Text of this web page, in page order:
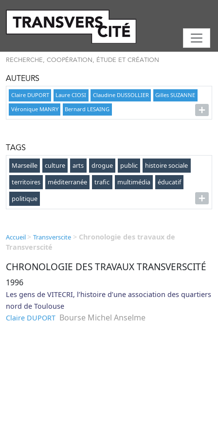
RECHERCHE, COOPÉRATION, ÉTUDE ET CRÉATION
AUTEURS
Claire DUPORT Laure CIOSI Claudine DUSSOLLIER
Gilles SUZANNE
Véronique MANRY
Bernard LESAING
TAGS
Marseille culture arts drogue public
histoire sociale
territoires
méditerranée trafic multimédia
éducatif
politique
Accueil > Transverscite > Chronologie des travaux de
Transverscité
CHRONOLOGIE DES TRAVAUX TRANSVERSCITÉ
1996
Les gens de VITECRI, l’histoire d’une association des quartiers
nord de Toulouse
Claire DUPORT Bourse Michel Anselme